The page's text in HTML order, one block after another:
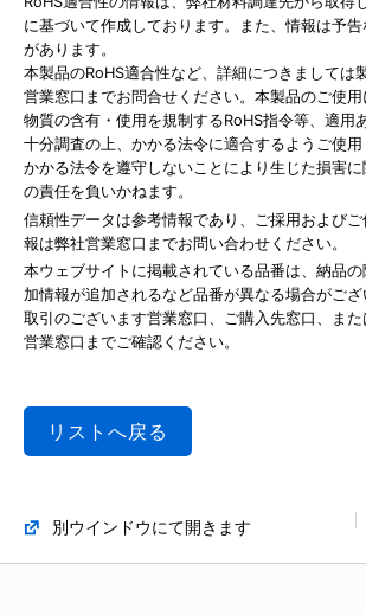
に基づいて作成しております。また、情報は予
があります。
本製品のRoHS適合性など、詳細につきましては
営業窓口までお問合せください。本製品のご使
物質の含有・使用を規制するRoHS指令等、適用
十分調査の上、かかる法令に適合するようご使
かかる法令を遵守しないことにより生じた損害
の責任を負いかねます。
信頼性データは参考情報であり、ご採用および
報は弊社営業窓口までお問い合わせください。
本ウェブサイトに掲載されている品番は、納品
加情報が追加されるなど品番が異なる場合がご
取引のございます営業窓口、ご購入先窓口、ま
営業窓口までご確認ください。
リストへ戻る
別ウインドウにて開きます